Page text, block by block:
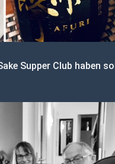
Supper Club haben